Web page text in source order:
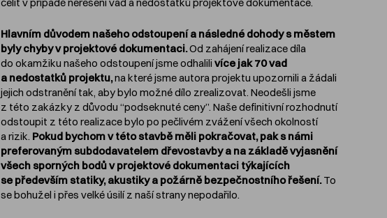
Hlavním důvodem našeho odstoupení a následné dohody s městem
byly chyby v projektové dokumentaci.Od zahájení realizace díla
do okamžiku našeho odstoupení jsme odhalili více jak 70 vad
a nedostatků projektu,na které jsme autora projektu upozornili a žádali
jejich odstranění tak, aby bylo možné dílo zrealizovat. Neodešli jsme
z této zakázky z důvodu “podseknuté ceny”. Naše definitivní rozhodnutí
odstoupit z této realizace bylo po pečlivém zvážení všech okolností
a rizik. Pokud bychom v této stavbě měli pokračovat, pak s námi
preferovaným subdodavatelem dřevostavby a na základě vyjasnění
všech sporných bodů v projektové dokumentaci týkajících
se především statiky, akustiky a požárně bezpečnostního řešení.To
se bohužel i přes velké úsilí z naší strany nepodařilo.